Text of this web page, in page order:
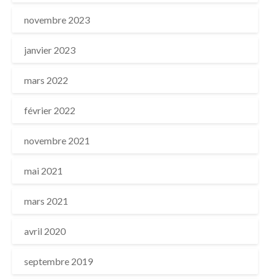
novembre 2023
janvier 2023
mars 2022
février 2022
novembre 2021
mai 2021
mars 2021
avril 2020
septembre 2019